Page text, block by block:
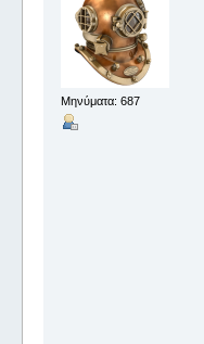
Μηνύματα: 687